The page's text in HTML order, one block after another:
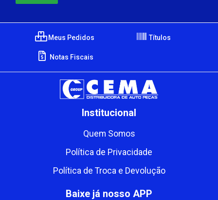
Meus Pedidos Títulos
Notas Fiscais
Institucional
Quem Somos
Política de Privacidade
Política de Troca e Devolução
Baixe já nosso APP